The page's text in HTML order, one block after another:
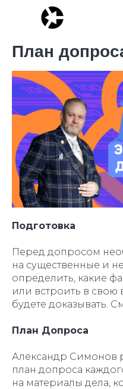
План
Подготовка
Перед допросом
на существенные и
определить, какие
или встроить в свою
будете доказывать.
План Допроса
Александр Симонов
план допроса
на материалы дела,